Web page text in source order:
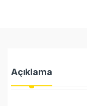
Açıklama